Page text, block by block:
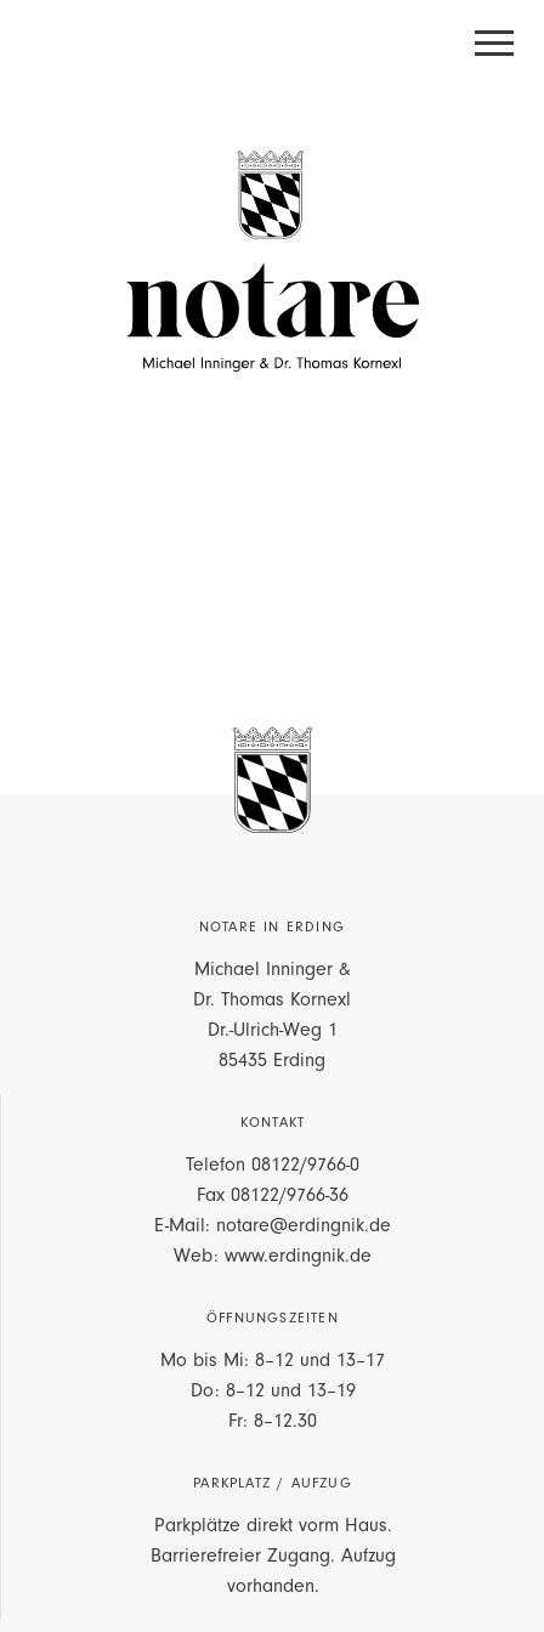
NOTARE IN ERDING
Michael Inninger &
Dr. Thomas Kornexl
Dr.-Ulrich-Weg 1
85435 Erding
KONTAKT
Telefon 08122/9766-0
Fax 08122/9766-36
E-Mail: notare@erdingnik.de
Web: www.erdingnik.de
ÖFFNUNGSZEITEN
Mo bis Mi: 8–12 und 13–17
Do: 8–12 und 13–19
Fr: 8–12.30
PARKPLATZ / AUFZUG
Parkplätze direkt vorm Haus.
Barrierefreier Zugang. Aufzug
vorhanden.